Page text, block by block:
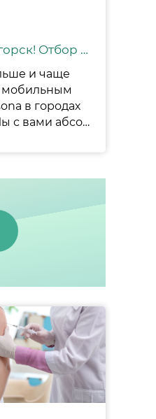
Усть-Каменогорск! Отбор на ЭКО по квоте!
и чаще
мобильным
в городах
Казахстана? Мы с вами абсолютно солидарны. Следующий пункт на карте ✈️ — Усть-Каменогорск. Всего два дня — 1️⃣9️⃣-2️⃣0️⃣ марта.